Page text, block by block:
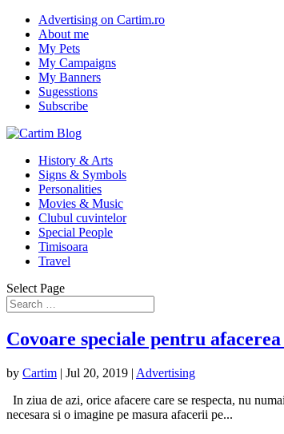
Advertising on Cartim.ro
About me
My Pets
My Campaigns
My Banners
Sugesstions
Subscribe
History & Arts
Signs & Symbols
Personalities
Movies & Music
Clubul cuvintelor
Special People
Timisoara
Travel
Select Page
Covoare speciale pentru
by Cartim | Jul 20, 2019 | Advertising
In ziua de azi, orice afacere care se respecta, nu
necesara si o imagine pe masura afacerii pe...